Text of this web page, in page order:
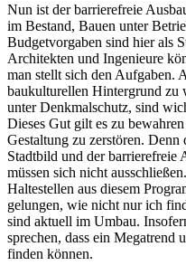
Nun ist der barrierefreie
im Bestand, Bauen unter
Budgetvorgaben sind hier als
Architekten und Ingenieure
man stellt sich den Aufgaben.
baukulturellen Hintergrund zu
unter Denkmalschutz, sind
Dieses Gut gilt es zu
Gestaltung zu zerstören. Denn
Stadtbild und der barrierefreie
müssen sich nicht
Haltestellen aus diesem
gelungen, wie nicht nur ich
sind aktuell im Umbau.
sprechen, dass ein Megatrend
finden können.